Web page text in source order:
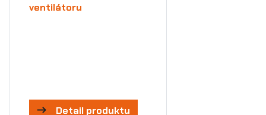
ventilátoru
Detail produktu